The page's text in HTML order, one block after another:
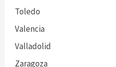
Toledo
Valencia
Valladolid
Zaragoza